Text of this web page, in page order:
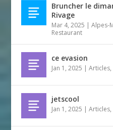
Bruncher le
Rivage
Mar 4, 2025 |Alpes-
Restaurant
ce evasion
Jan 1, 2025 |Articles,
jetscool
Jan 1, 2025 |Articles,